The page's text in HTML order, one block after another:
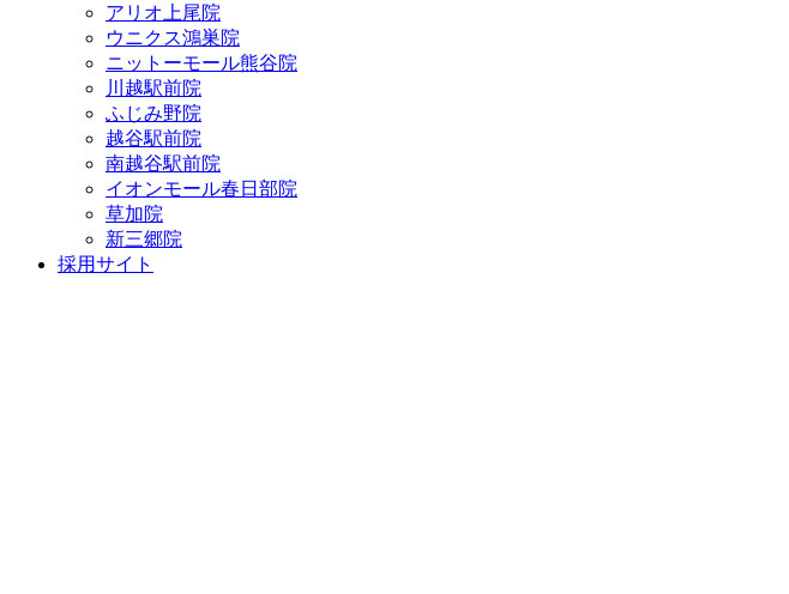
アリオ上尾院
ウニクス鴻巣院
ニットーモール熊谷院
川越駅前院
ふじみ野院
越谷駅前院
南越谷駅前院
イオンモール春日部院
草加院
新三郷院
採用サイト